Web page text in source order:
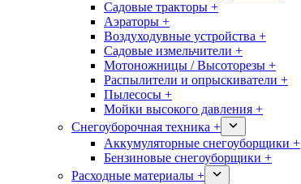
Садовые тракторы +
Аэраторы +
Воздуходувные устройства +
Садовые измельчители +
Мотоножницы / Высоторезы +
Распылители и опрыскиватели +
Пылесосы +
Мойки высокого давления +
Снегоуборочная техника +
Аккумуляторные снегоуборщики +
Бензиновые снегоуборщики +
Расходные материалы +